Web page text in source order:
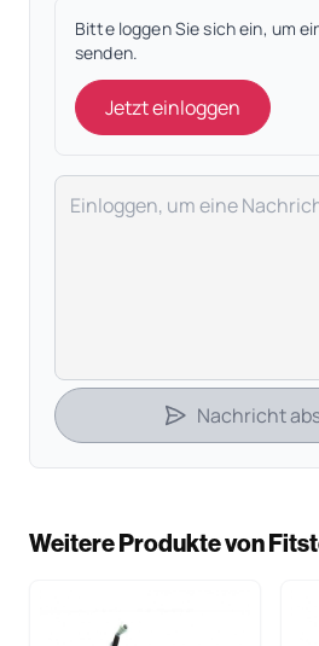
Bitte loggen Sie sich ein, um
senden.
Jetzt einloggen
Deine Nachricht
Nachricht
Weitere Produkte von